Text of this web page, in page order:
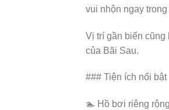
vui nhộn ngay
Vị trí gần biển
của Bãi Sau.
### Tiện ích nổi bật
🏊 Hồ bơi riêng